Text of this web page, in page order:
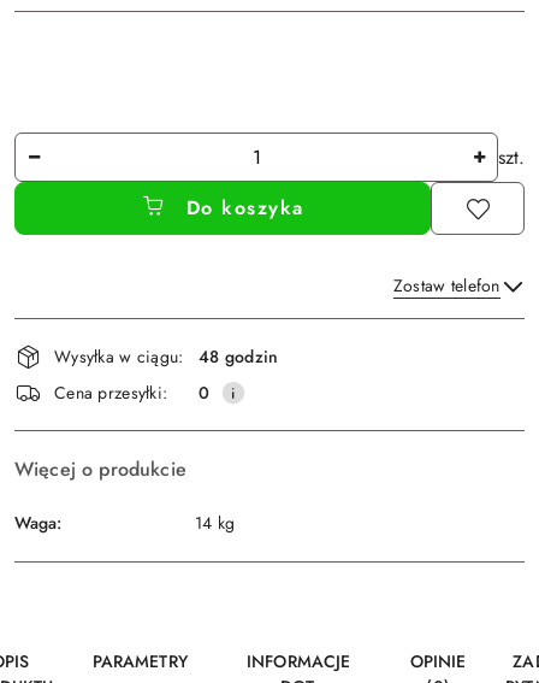
Ilość
szt.
Do koszyka
Zostaw telefon
Wyślij
Dostępność
i
dostawa
Wysyłka w ciągu:
48 godzin
Cena przesyłki:
0
Więcej o produkcie
Waga: 14 kg
PARAMETRY
INFORMACJE
OPINIE